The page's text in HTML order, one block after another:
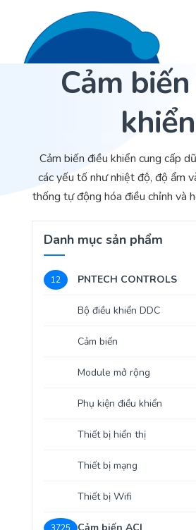
Trang Chủ
Dịch Vụ
Cảm biến ACI
Nhà sản xuất thiết bị điều khiển
Cung cấp giải pháp quản lý cho
Tư vấn thiết kế, thi công tủ điều
Thi công – Lắp đặt hệ thống HVAC
Sản phẩm
Bài viết
Hợp tác
Cảm
khiển
Cảm biến điều khiển cung cấp
các yếu tố như nhiệt độ, độ ẩm
thống tự động hóa điều chỉnh và
Danh mục sản phẩm
12 PNTECH CONTROLS
Bộ điều khiển DDC
Cảm biến
Module mở rộng
Phụ kiện điều khiển
Thiết bị hiển thị
Thiết bị mạng
Thiết bị Wifi